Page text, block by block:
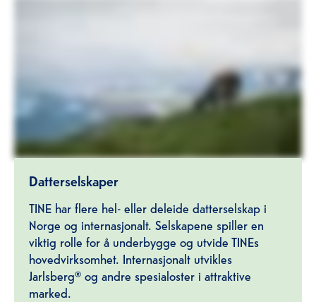
Datterselskaper
TINE har flere hel- eller deleide datterselskap i
Norge og internasjonalt. Selskapene spiller en
viktig rolle for å underbygge og utvide TINEs
hovedvirksomhet. Internasjonalt utvikles
Jarlsberg® og andre spesialoster i attraktive
marked.